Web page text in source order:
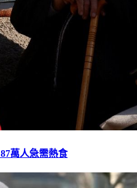
萬人急需熱食